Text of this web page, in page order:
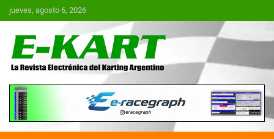
Saltar
al
jueves, agosto 6, 2026
E-Kart.com.ar | La Revista
Electrónica del Karting en
Argentina